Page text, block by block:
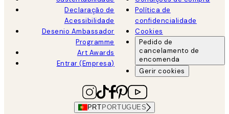
Declaração de
Acessibilidade
Desenio Ambassador
Programme
Art Awards
Entrar (Empresa)
Política de
confidencialidade
Cookies
Pedido de
cancelamento de
encomenda
Gerir cookies
PRT PORTUGUES